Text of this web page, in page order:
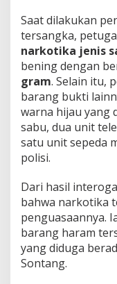
Saat dilakukan
tersangka,
narkotika jenis
bening dengan
gram. Selain itu,
barang bukti
warna hijau yang
sabu, dua unit
satu unit sepeda
polisi.
Dari hasil
bahwa narkotika
penguasaannya.
barang haram
yang diduga
Sontang.